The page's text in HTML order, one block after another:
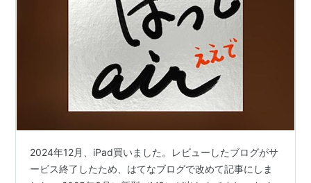
2024年12月、iPad買いました。レビューしたブログがサ
ービス終了したため、はてなブログで改めて記事にしま